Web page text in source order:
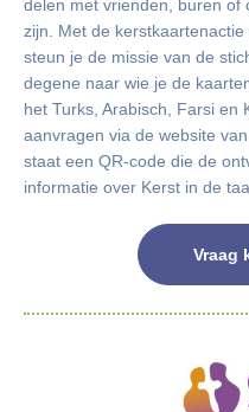
delen met vrienden, buren of
zijn. Met de
steun je de missie van de
degene naar wie je de
het Turks, Arabisch, Farsi en
aanvragen via de website
staat een QR-code die de
informatie over Kerst in de
Vraag